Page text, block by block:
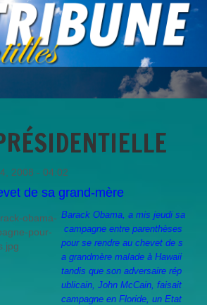
2008 - 04:02
de sa grand-mère
Barack Obama, a mis jeudi sa
campagne entre parenthèses
pour se rendre au chevet de s
a grandmère malade à Hawaii
tandis que son adversaire rép
ublicain, John McCain, faisait
campagne en Floride, un Etat